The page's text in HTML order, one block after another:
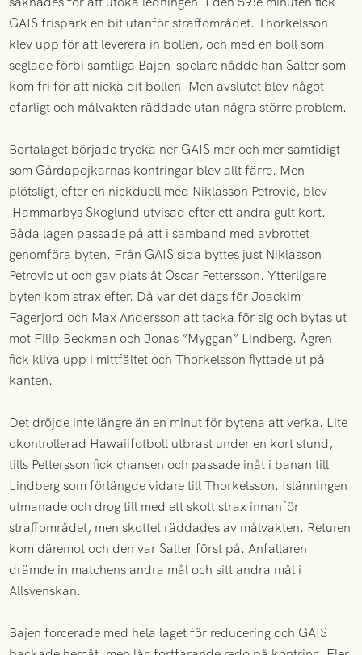
GAIS frispark en bit utanför straffområdet. Thorkelsson
klev upp för att leverera in bollen, och med en boll som
seglade förbi samtliga Bajen-spelare nådde han Salter som
kom fri för att nicka dit bollen. Men avslutet blev något
ofarligt och målvakten räddade utan några större problem.
Bortalaget började trycka ner GAIS mer och mer samtidigt
som Gårdapojkarnas kontringar blev allt färre. Men
plötsligt, efter en nickduell med Niklasson Petrovic, blev
Hammarbys Skoglund utvisad efter ett andra gult kort.
Båda lagen passade på att i samband med avbrottet
genomföra byten. Från GAIS sida byttes just Niklasson
Petrovic ut och gav plats åt Oscar Pettersson. Ytterligare
byten kom strax efter. Då var det dags för Joackim
Fagerjord och Max Andersson att tacka för sig och bytas ut
mot Filip Beckman och Jonas “Myggan” Lindberg. Ågren
fick kliva upp i mittfältet och Thorkelsson flyttade ut på
kanten.
Det dröjde inte längre än en minut för bytena att verka. Lite
okontrollerad Hawaiifotboll utbrast under en kort stund,
tills Pettersson fick chansen och passade inåt i banan till
Lindberg som förlängde vidare till Thorkelsson. Islänningen
utmanade och drog till med ett skott strax innanför
straffområdet, men skottet räddades av målvakten. Returen
kom däremot och den var Salter först på. Anfallaren
drämde in matchens andra mål och sitt andra mål i
Allsvenskan.
Bajen forcerade med hela laget för reducering och GAIS